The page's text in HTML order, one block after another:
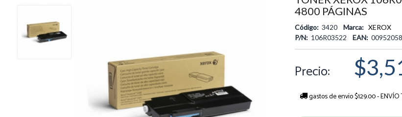
4800 PÁGINAS
Código: 3420 Marca: XEROX
P/N: 106R03522 EAN:
Precio:
gastos de envío $129.00 - ENVÍO